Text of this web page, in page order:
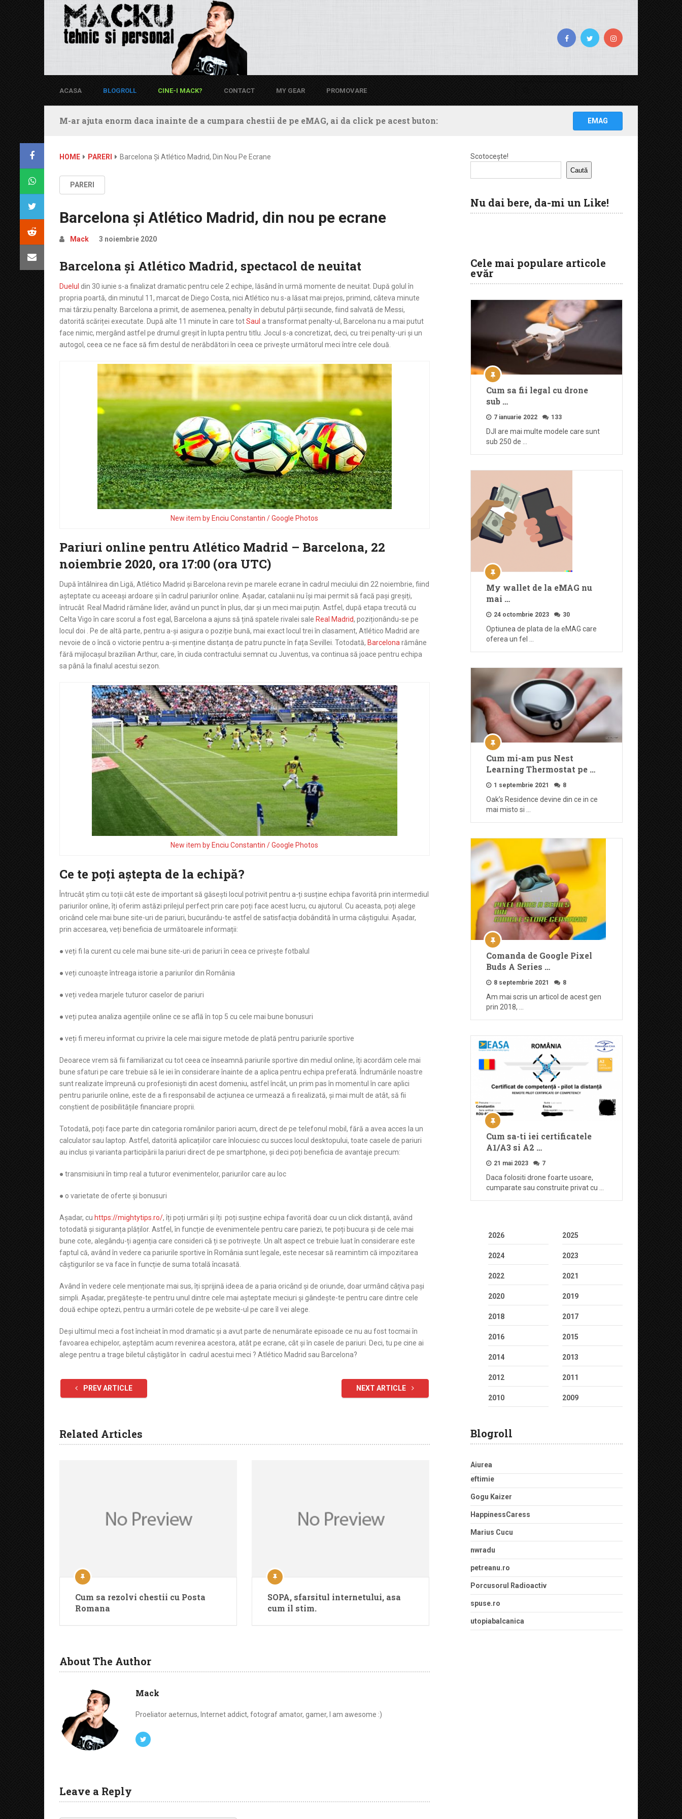
ACASA BLOGROLL CINE-I MACK? CONTACT MY GEAR PROMOVARE
M-ar ajuta enorm daca inainte de a cumpara chestii de pe eMAG, ai da click pe acest buton: EMAG
HOME PARERI Barcelona Și Atlético Madrid, Din Nou Pe Ecrane
PARERI
Barcelona și Atlético Madrid, din nou pe ecrane
Mack 3 noiembrie 2020
Barcelona și Atlético Madrid, spectacol de neuitat
Duelul din 30 iunie s-a finalizat dramatic pentru cele 2 echipe, lăsând în urmă momente de neuitat. După golul în
propria poartă, din minutul 11, marcat de Diego Costa, nici Atlético nu s-a lăsat mai prejos, primind, câteva minute
mai târziu penalty. Barcelona a primit, de asemenea, penalty în debutul părții secunde, fiind salvată de Messi,
datorită scăriței executate. După alte 11 minute în care totSaul a transformat penalty-ul, Barcelona nu a mai putut
face nimic, mergând astfel pe drumul greșit în lupta pentru titlu. Jocul s-a concretizat, deci, cu trei penalty-uri și un
autogol, ceea ce ne face să fim destul de nerăbdători în ceea ce privește următorul meci între cele două.
New item by Enciu Constantin / Google Photos
Pariuri online pentru Atlético Madrid – Barcelona, 22
noiembrie 2020, ora 17:00 (ora UTC)
După întâlnirea din Ligă, Atlético Madrid și Barcelona revin pe marele ecrane în cadrul meciului din 22 noiembrie, fiind
așteptate cu aceeași ardoare și în cadrul pariurilor online. Așadar, catalanii nu își mai permit să facă pași greșiți,
întrucât Real Madrid rămâne lider, având un punct în plus, dar și un meci mai puțin. Astfel, după etapa trecută cu
Celta Vigo în care scorul a fost egal, Barcelona a ajuns să țină spatele rivalei sale Real Madrid, poziționându-se pe
locul doi . Pe de altă parte, pentru a-și asigura o poziție bună, mai exact locul trei în clasament, Atlético Madrid are
nevoie de o încă o victorie pentru a-și menține distanța de patru puncte în fața Sevillei. Totodată, Barcelona rămâne
fără mijlocașul brazilian Arthur, care, în ciuda contractului semnat cu Juventus, va continua să joace pentru echipa
sa până la finalul acestui sezon.
New item by Enciu Constantin / Google Photos
Ce te poți aștepta de la echipă?
Întrucât știm cu toții cât este de important să găsești locul potrivit pentru a-ți susține echipa favorită prin intermediul
pariurilor online, îți oferim astăzi prilejul perfect prin care poți face acest lucru, cu ajutorul. Cu aceasta, poți alege
oricând cele mai bune site-uri de pariuri, bucurându-te astfel de satisfacția dobândită în urma câștigului. Așadar,
prin accesarea, veți beneficia de următoarele informații:
● veți fi la curent cu cele mai bune site-uri de pariuri în ceea ce privește fotbalul
● veți cunoaște întreaga istorie a pariurilor din România
● veți vedea marjele tuturor caselor de pariuri
● veți putea analiza agențiile online ce se află în top 5 cu cele mai bune bonusuri
● veți fi mereu informat cu privire la cele mai sigure metode de plată pentru pariurile sportive
Deoarece vrem să fii familiarizat cu tot ceea ce înseamnă pariurile sportive din mediul online, îți acordăm cele mai
bune sfaturi pe care trebuie să le iei în considerare înainte de a aplica pentru echipa preferată. Îndrumările noastre
sunt realizate împreună cu profesioniști din acest domeniu, astfel încât, un prim pas în momentul în care aplici
pentru pariurile online, este de a fi responsabil de acțiunea ce urmează a fi realizată, și mai mult de atât, să fii
conștient de posibilitățile financiare proprii.
Totodată, poți face parte din categoria românilor pariori acum, direct de pe telefonul mobil, fără a avea acces la un
calculator sau laptop. Astfel, datorită aplicațiilor care înlocuiesc cu succes locul desktopului, toate casele de pariuri
au inclus și varianta participării la pariuri direct de pe smartphone, și deci poți beneficia de avantaje precum:
● transmisiuni în timp real a tuturor evenimentelor, pariurilor care au loc
● o varietate de oferte și bonusuri
Așadar, cu https://mightytips.ro/, îți poți urmări și îți poți susține echipa favorită doar cu un click distanță, având
totodată și siguranța plăților. Astfel, în funcție de evenimentele pentru care pariezi, te poți bucura și de cele mai
bune cote, alegându-ți agenția care consideri că ți se potrivește. Un alt aspect ce trebuie luat în considerare este
faptul că, având în vedere ca pariurile sportive în România sunt legale, este necesar să reamintim că impozitarea
câștigurilor se va face în funcție de suma totală încasată.
Având în vedere cele menționate mai sus, îți sprijină ideea de a paria oricând și de oriunde, doar urmând câțiva pași
simpli. Așadar, pregătește-te pentru unul dintre cele mai așteptate meciuri și gândește-te pentru care dintre cele
două echipe optezi, pentru a urmări cotele de pe website-ul pe care îl vei alege.
Deși ultimul meci a fost încheiat în mod dramatic și a avut parte de nenumărate episoade ce nu au fost tocmai în
favoarea echipelor, așteptăm acum revenirea acestora, atât pe ecrane, cât și în casele de pariuri. Deci, tu pe cine ai
alege pentru a trage biletul câștigător în cadrul acestui meci ? Atlético Madrid sau Barcelona?
PREV ARTICLE NEXT ARTICLE
Related Articles
Cum sa rezolvi chestii cu Posta
Romana
SOPA, sfarsitul internetului, asa
cum il stim.
About The Author
Mack
Proeliator aeternus, Internet addict, fotograf amator, gamer, I am awesome :)
Leave a Reply
Scotocește!
Caută
Nu dai bere, da-mi un Like!
Cele mai populare articole
evăr
Cum sa fii legal cu drone
sub …
7 ianuarie 2022 133
DJI are mai multe modele care sunt
sub 250 de …
My wallet de la eMAG nu
mai …
24 octombrie 2023 30
Optiunea de plata de la eMAG care
oferea un fel …
Cum mi-am pus Nest
Learning Thermostat pe …
1 septembrie 2021 8
Oak’s Residence devine din ce in ce
mai misto si …
Comanda de Google Pixel
Buds A Series …
8 septembrie 2021 8
Am mai scris un articol de acest gen
prin 2018, …
Cum sa-ti iei certificatele
A1/A3 si A2 …
21 mai 2023 7
Daca folositi drone foarte usoare,
cumparate sau construite privat cu …
2026 2025
2024 2023
2022 2021
2020 2019
2018 2017
2016 2015
2014 2013
2012 2011
2010 2009
Blogroll
Aiurea
eftimie
Gogu Kaizer
HappinessCaress
Marius Cucu
nwradu
petreanu.ro
Porcusorul Radioactiv
spuse.ro
utopiabalcanica